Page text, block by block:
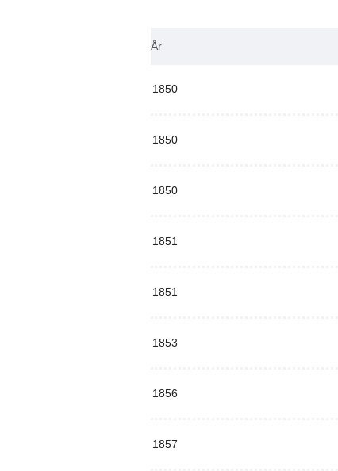
År
1850
1850
1850
1851
1851
1853
1856
1857